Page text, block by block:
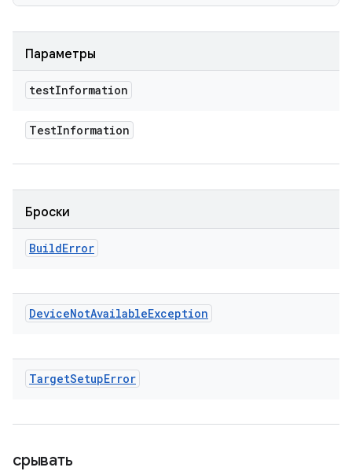
Параметры
testInformation
TestInformation
Броски
BuildError
DeviceNotAvailableException
TargetSetupError
срывать